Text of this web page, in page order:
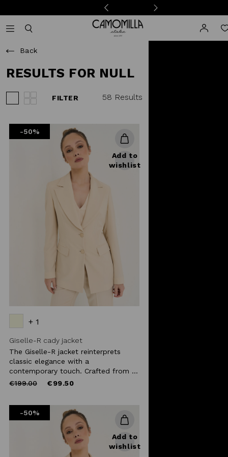
Camomilla Italia®
Back
RESULTS FOR NULL
FILTER 58 Results
-50%
Add to
wishlist
+ 1
Giselle-R cady jacket
The Giselle-R jacket reinterprets
classic elegance with a
contemporary touch. Crafted from ...
Price
€199.00to €99.50
-50%
Add to
wishlist